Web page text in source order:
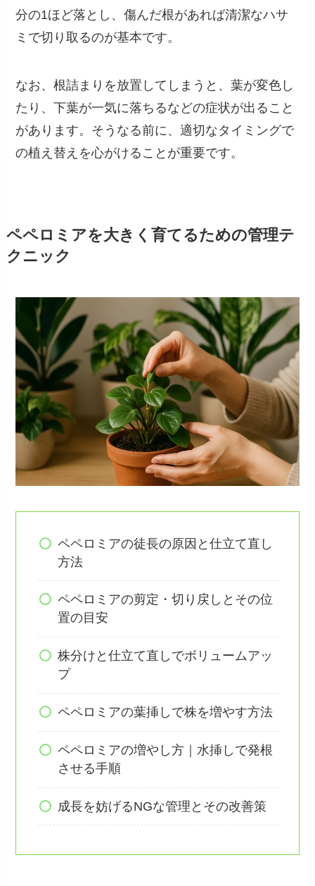
分の1ほど落とし、傷んだ根があれば清潔なハサ
ミで切り取るのが基本です。
なお、根詰まりを放置してしまうと、葉が変色し
たり、下葉が一気に落ちるなどの症状が出ること
があります。そうなる前に、適切なタイミングで
の植え替えを心がけることが重要です。
ペペロミアを大きく育てるための管理テ
クニック
ペペロミアの徒長の原因と仕立て直し
方法
ペペロミアの剪定・切り戻しとその位
置の目安
株分けと仕立て直しでボリュームアッ
プ
ペペロミアの葉挿しで株を増やす方法
ペペロミアの増やし方｜水挿しで発根
させる手順
成長を妨げるNGな管理とその改善策